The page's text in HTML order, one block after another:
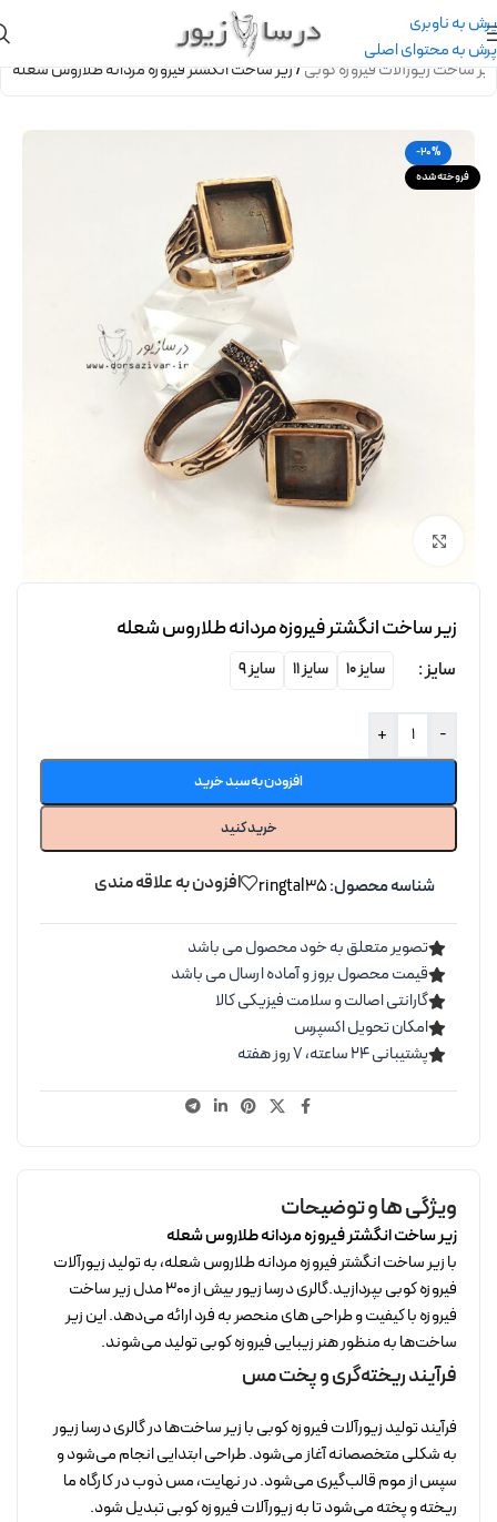
پرش به ناوبری
پرش به محتوای اصلی
زیر ساخت زیورآلات فیروزه کوبی/زیر ساخت انگشتر فیروزه مردانه طلاروس شعله
-20%
فروخته شده
زیر ساخت انگشتر فیروزه مردانه طلاروس شعله
سایز سایز 10 سایز 11 سایز 9
-
+
افزودن به سبد خرید
خرید کنید
شناسه محصول:ringtal35 افزودن به علاقه مندی
تصویر متعلق به خود محصول می باشد
قیمت محصول بروز و آماده ارسال می باشد
گارانتی اصالت و سلامت فیزیکی کالا
امکان تحویل اکسپرس
پشتیبانی ۲۴ ساعته، ۷ روز هفته
ویژگی ها و توضیحات
زیر ساخت انگشتر فیروزه مردانه طلاروس شعله
با زیر ساخت انگشتر فیروزه مردانه طلاروس شعله، به تولید زیورآلات
فیروزه کوبی بپردازید.گالری درسا زیور بیش از 300 مدل زیر ساخت
فیروزه با کیفیت و طراحی های منحصر به فرد ارائه می‌دهد. این زیر
ساخت‌ها به منظور هنر زیبایی فیروزه کوبی تولید می‌شوند.
فرآیند ریخته‌گری و پخت مس
فرآیند تولید زیورآلات فیروزه کوبی با زیر ساخت‌ها در گالری درسا زیور
به شکلی متخصصانه آغاز می‌شود. طراحی ابتدایی انجام می‌شود و
سپس از موم قالب‌گیری می‌شود. در نهایت، مس ذوب در کارگاه ما
ریخته و پخته می‌شود تا به زیورآلات فیروزه کوبی تبدیل شود.